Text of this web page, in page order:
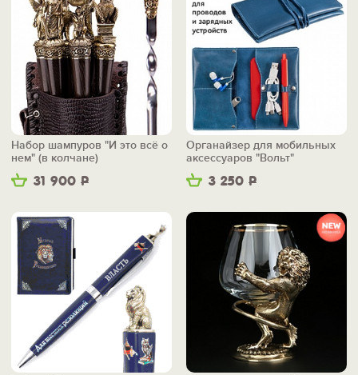
31 900 Р
Набор шампуров "И это всё о
нем" (в колчане)
3 250 Р
Органайзер для мобильных
аксессуаров "Вольт"